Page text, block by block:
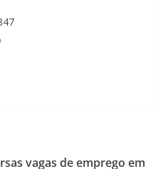
vagas de emprego em